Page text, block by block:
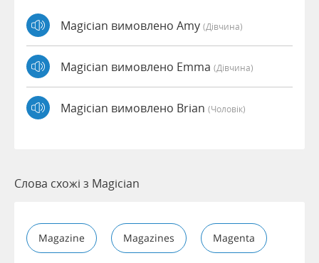
Magician вимовлено Amy (дівчина)
Magician вимовлено Emma (дівчина)
Magician вимовлено Brian (чоловік)
Слова схожі з Magician
Magazine Magazines Magenta